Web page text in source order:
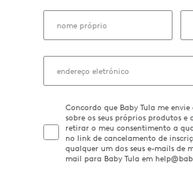
Concordo que Baby Tula me
sobre os seus próprios produtos e
retirar o meu consentimento a
no link de cancelamento de
qualquer um dos seus e-mails de
mail para Baby Tula em